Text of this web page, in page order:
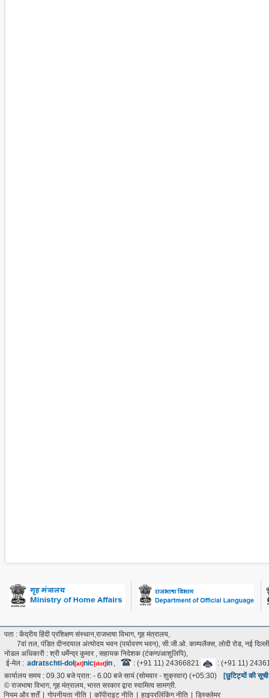
पता : केंद्रीय हिंदी प्रशिक्षण संस्थान,राजभाषा विभाग, गृह मंत्रालय,
7वां तल, पंडित दीनदयाल अंत्‍योदय भवन (पर्यावरण भवन), सी.जी.ओ. काम्पलैक्स, लोदी रोड, नई
नोडल अधिकारी : श्री धर्मेन्द्र कुमार , सहायक निदेशक (टंकण/आशुलिपि),
ई-मेल : adratschti-dol [at]nic[dot]in , : (+91 11) 24366821
: (+91 11)
कार्यालय समय : 09.30 बजे प्रात: - 6.00 बजे सायं (सोमवार - शुक्रवार) (+05:30)
[छुटिट्यों की
© राजभाषा विभाग, गृह मंत्रालय, भारत सरकार द्वारा स्वामित्व सामग्री.
नियम और शर्तें
गोपनीयता नीति कॉपीराइट नीति हाइपरलिंकिंग नीति डिस्क्लेमर